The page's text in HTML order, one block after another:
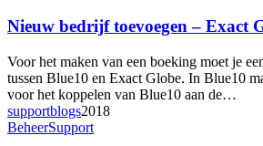
toevoegen
–
Exact
Globe
Nieuw bedrijf toevoegen – Exact
Voor het maken van een boeking moet je
tussen Blue10 en Exact Globe. In Blue10
voor het koppelen van Blue10 aan de…
supportblogs2018
Nieuw
BeheerSupport